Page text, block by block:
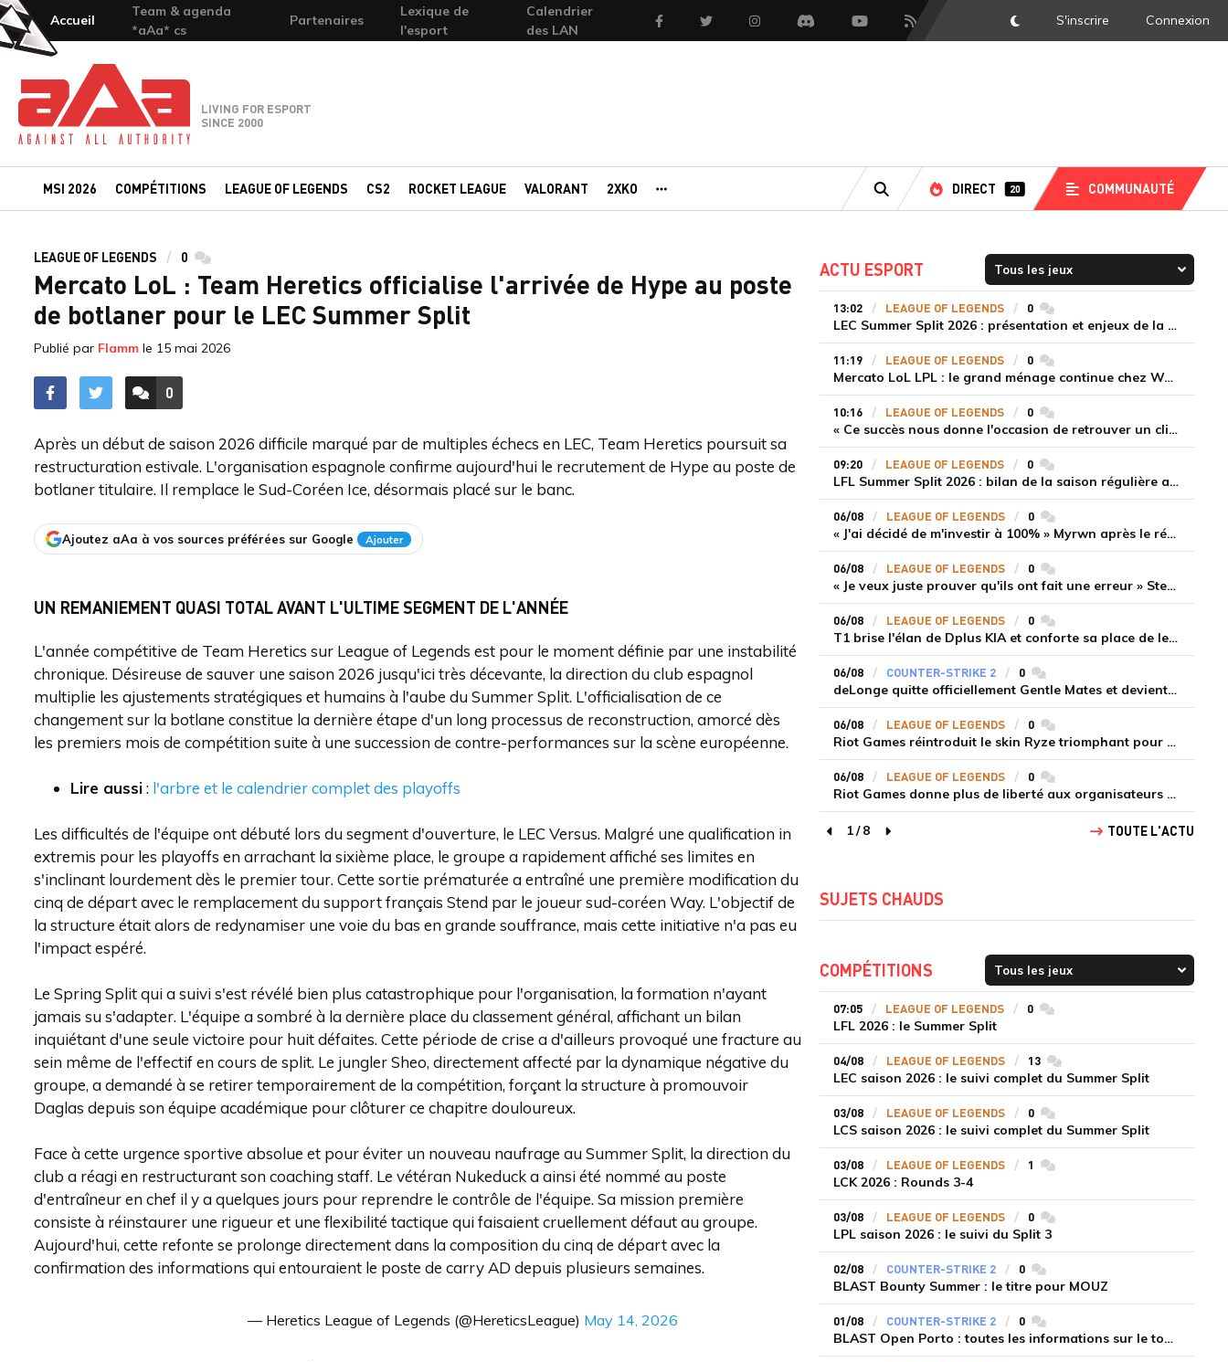
Accueil
Team & agenda
*aAa* cs
Partenaires
Lexique de
l'esport
Calendrier
des LAN
FacebookTwitter InstagramDiscord YoutubeFlux RSS DarkMode
S'inscrire Connexion
Team-aAa - against All authority
LIVING FOR ESPORT
SINCE 2000
MSI 2026 COMPÉTITIONS LEAGUE OF LEGENDS CS2 ROCKET LEAGUE VALORANT 2XKO
RECHERCHE
DIRECT 20 COMMUNAUTÉ
LEAGUE OF LEGENDS 0 commentaires
Mercato LoL : Team Heretics officialise l'arrivée de Hype au poste
de botlaner pour le LEC Summer Split
Publié par Flamm le 15 mai 2026
ACCÉDER AUX
0
COMMENTAIRES
Après un début de saison 2026 difficile marqué par de multiples échecs en LEC, Team Heretics poursuit sa
restructuration estivale. L'organisation espagnole confirme aujourd'hui le recrutement de Hype au poste de
botlaner titulaire. Il remplace le Sud-Coréen Ice, désormais placé sur le banc.
Ajoutez aAa à vos sources préférées sur Google Ajouter
UN REMANIEMENT QUASI TOTAL AVANT L'ULTIME SEGMENT DE L'ANNÉE
L'année compétitive de Team Heretics sur League of Legends est pour le moment définie par une instabilité
chronique. Désireuse de sauver une saison 2026 jusqu'ici très décevante, la direction du club espagnol
multiplie les ajustements stratégiques et humains à l'aube du Summer Split. L'officialisation de ce
changement sur la botlane constitue la dernière étape d'un long processus de reconstruction, amorcé dès
les premiers mois de compétition suite à une succession de contre-performances sur la scène européenne.
Lire aussi: l'arbre et le calendrier complet des playoffs
Les difficultés de l'équipe ont débuté lors du segment d'ouverture, le LEC Versus. Malgré une qualification in
extremis pour les playoffs en arrachant la sixième place, le groupe a rapidement affiché ses limites en
s'inclinant lourdement dès le premier tour. Cette sortie prématurée a entraîné une première modification du
cinq de départ avec le remplacement du support français Stend par le joueur sud-coréen Way. L'objectif de
la structure était alors de redynamiser une voie du bas en grande souffrance, mais cette initiative n'a pas eu
l'impact espéré.
Le Spring Split qui a suivi s'est révélé bien plus catastrophique pour l'organisation, la formation n'ayant
jamais su s'adapter. L'équipe a sombré à la dernière place du classement général, affichant un bilan
inquiétant d'une seule victoire pour huit défaites. Cette période de crise a d'ailleurs provoqué une fracture au
sein même de l'effectif en cours de split. Le jungler Sheo, directement affecté par la dynamique négative du
groupe, a demandé à se retirer temporairement de la compétition, forçant la structure à promouvoir
Daglas depuis son équipe académique pour clôturer ce chapitre douloureux.
Face à cette urgence sportive absolue et pour éviter un nouveau naufrage au Summer Split, la direction du
club a réagi en restructurant son coaching staff. Le vétéran Nukeduck a ainsi été nommé au poste
d'entraîneur en chef il y a quelques jours pour reprendre le contrôle de l'équipe. Sa mission première
consiste à réinstaurer une rigueur et une flexibilité tactique qui faisaient cruellement défaut au groupe.
Aujourd'hui, cette refonte se prolonge directement dans la composition du cinq de départ avec la
confirmation des informations qui entouraient le poste de carry AD depuis plusieurs semaines.
— Heretics League of Legends (@HereticsLeague) May 14, 2026
ACTU ESPORT
13:02 LEAGUE OF LEGENDS 0commentaires
LEC Summer Split 2026 : présentation et enjeux de la troisième semaine de compétition
11:19 LEAGUE OF LEGENDS 0commentaires
Mercato LoL LPL : le grand ménage continue chez Weibo Gaming, Jiejie quitte le navire au profit de Xiaohao
10:16 LEAGUE OF LEGENDS 0commentaires
« Ce succès nous donne l'occasion de retrouver un climat beaucoup plus positif » Ryu et Canyon soulagés après la victoire de Gen.G sur HLE
09:20 LEAGUE OF LEGENDS 0commentaires
LFL Summer Split 2026 : bilan de la saison régulière avec Solary en tête
06/08 LEAGUE OF LEGENDS 0commentaires
« J'ai décidé de m'investir à 100% » Myrwn après le réveil de Movistar KOI face à Fnatic
06/08 LEAGUE OF LEGENDS 0commentaires
« Je veux juste prouver qu'ils ont fait une erreur » Stend se confie sur son mercato chaotique et ses ambitions avec Shifters
06/08 LEAGUE OF LEGENDS 0commentaires
T1 brise l'élan de Dplus KIA et conforte sa place de leader en LCK 2026 Rounds 3-4
06/08 COUNTER-STRIKE 2 0commentaires
deLonge quitte officiellement Gentle Mates et devient agent libre
06/08 LEAGUE OF LEGENDS 0commentaires
Riot Games réintroduit le skin Ryze triomphant pour récompenser la scène amateur
06/08 LEAGUE OF LEGENDS 0commentaires
Riot Games donne plus de liberté aux organisateurs de tournois locaux sur League of Legends
page précédente
1/8
page suivante
TOUTE L'ACTU
SUJETS CHAUDS
COMPÉTITIONS
07:05 LEAGUE OF LEGENDS 0commentaires
LFL 2026 : le Summer Split
04/08 LEAGUE OF LEGENDS 13commentaires
LEC saison 2026 : le suivi complet du Summer Split
03/08 LEAGUE OF LEGENDS 0commentaires
LCS saison 2026 : le suivi complet du Summer Split
03/08 LEAGUE OF LEGENDS 1 commentaires
LCK 2026 : Rounds 3-4
03/08 LEAGUE OF LEGENDS 0commentaires
LPL saison 2026 : le suivi du Split 3
02/08 COUNTER-STRIKE 2 0commentaires
BLAST Bounty Summer : le titre pour MOUZ
01/08 COUNTER-STRIKE 2 0commentaires
BLAST Open Porto : toutes les informations sur le tournoi